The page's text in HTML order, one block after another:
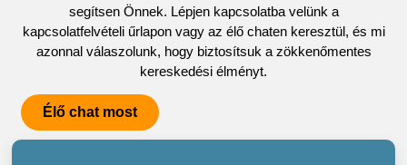
segítsen Önnek. Lépjen kapcsolatba velünk a
kapcsolatfelvételi űrlapon vagy az élő chaten keresztül, és mi
azonnal válaszolunk, hogy biztosítsuk a zökkenőmentes
kereskedési élményt.
Élő chat most